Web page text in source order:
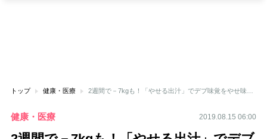
トップ 健康・医療
健康・医療 2019.08.15 06:00